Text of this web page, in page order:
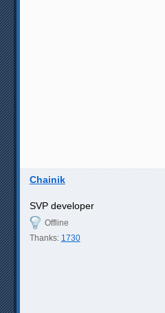
Chainik
SVP developer
Offline
Thanks: 1730